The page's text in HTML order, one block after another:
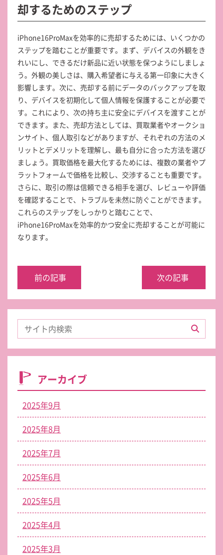
却するためのステップ
iPhone16ProMaxを効率的に売却するためには、いくつかの
ステップを踏むことが重要です。まず、デバイスの外観をき
れいにし、できるだけ新品に近い状態を保つようにしましょ
う。外観の美しさは、購入希望者に与える第一印象に大きく
影響します。次に、売却する前にデータのバックアップを取
り、デバイスを初期化して個人情報を保護することが必要で
す。これにより、次の持ち主に安全にデバイスを渡すことが
できます。また、売却方法としては、買取業者やオークショ
ンサイト、個人取引などがありますが、それぞれの方法のメ
リットとデメリットを理解し、最も自分に合った方法を選び
ましょう。買取価格を最大化するためには、複数の業者やプ
ラットフォームで価格を比較し、交渉することも重要です。
さらに、取引の際は信頼できる相手を選び、レビューや評価
を確認することで、トラブルを未然に防ぐことができます。
これらのステップをしっかりと踏むことで、
iPhone16ProMaxを効率的かつ安全に売却することが可能に
なります。
前の記事 次の記事
アーカイブ
2025年9月
2025年8月
2025年7月
2025年6月
2025年5月
2025年4月
2025年3月